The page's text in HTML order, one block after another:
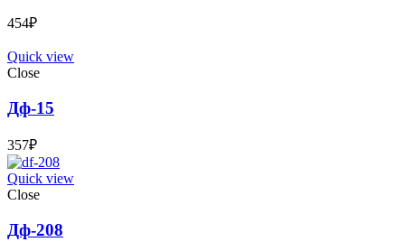
454₽
Quick view
Close
Дф-15
357₽
Quick view
Close
Дф-208